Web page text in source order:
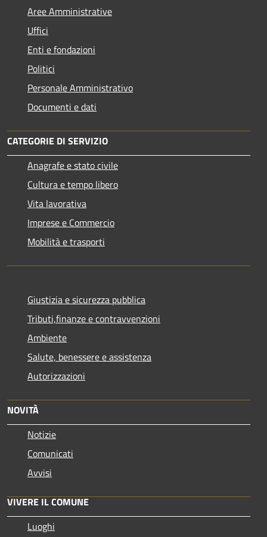
Aree Amministrative
Uffici
Enti e fondazioni
Politici
Personale Amministrativo
Documenti e dati
CATEGORIE DI SERVIZIO
Anagrafe e stato civile
Cultura e tempo libero
Vita lavorativa
Imprese e Commercio
Mobilità e trasporti
Giustizia e sicurezza pubblica
Tributi,finanze e contravvenzioni
Ambiente
Salute, benessere e assistenza
Autorizzazioni
NOVITÀ
Notizie
Comunicati
Avvisi
VIVERE IL COMUNE
Luoghi